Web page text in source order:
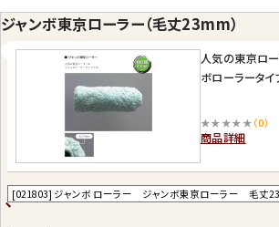
ジャンボ東京ローラー（毛丈23mm）
人気の東京ロ
ボローラータイ
★★★★★ （0）
商品詳細